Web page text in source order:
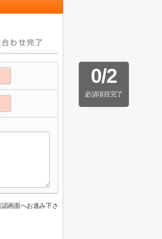
0/2
必須項目完了
画面へお進み下さ